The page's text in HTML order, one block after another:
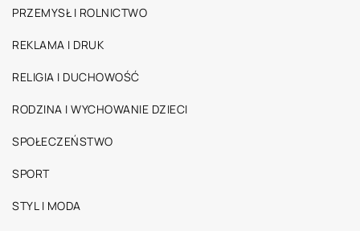
PRZEMYSŁ I ROLNICTWO
REKLAMA I DRUK
RELIGIA I DUCHOWOŚĆ
RODZINA I WYCHOWANIE DZIECI
SPOŁECZEŃSTWO
SPORT
STYL I MODA